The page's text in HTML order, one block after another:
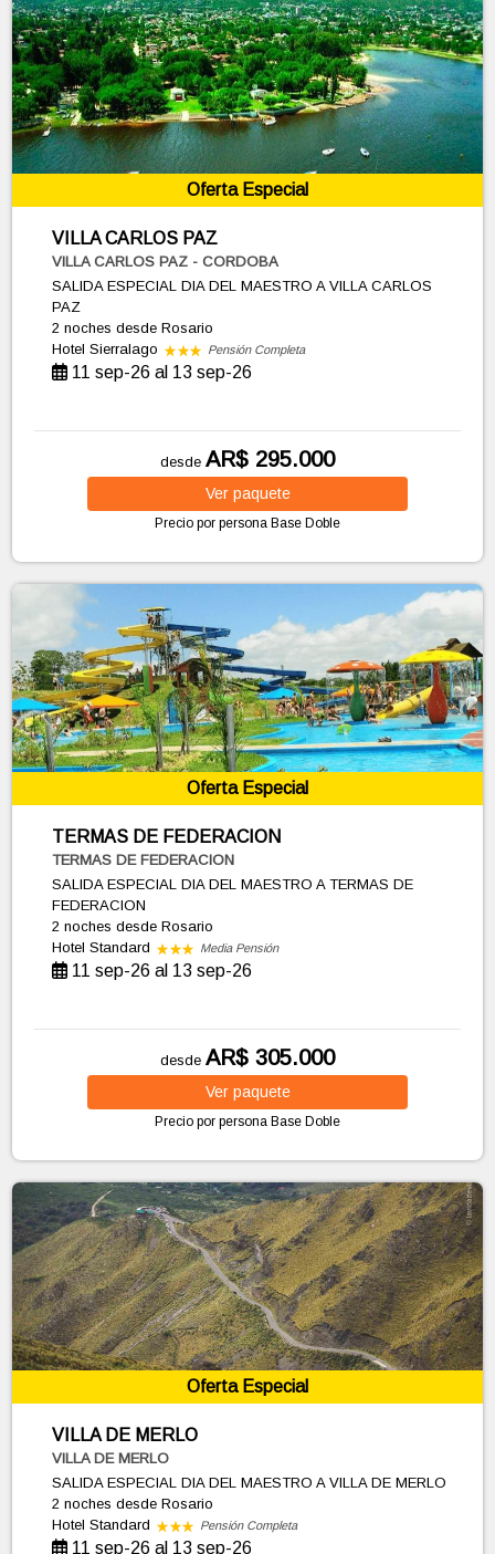
Oferta Especial
VILLA CARLOS PAZ
VILLA CARLOS PAZ - CORDOBA
SALIDA ESPECIAL DIA DEL MAESTRO A VILLA CARLOS
PAZ
2 nochesdesde Rosario
Hotel Sierralago
Pensión Completa
11 sep-26 al 13 sep-26
desde AR$ 295.000
Ver paquete
Precio por persona Base Doble
Oferta Especial
TERMAS DE FEDERACION
TERMAS DE FEDERACION
SALIDA ESPECIAL DIA DEL MAESTRO A TERMAS DE
FEDERACION
2 nochesdesde Rosario
Hotel Standard
Media Pensión
11 sep-26 al 13 sep-26
desde AR$ 305.000
Ver paquete
Precio por persona Base Doble
Oferta Especial
VILLA DE MERLO
VILLA DE MERLO
SALIDA ESPECIAL DIA DEL MAESTRO A VILLA DE MERLO
2 nochesdesde Rosario
Hotel Standard
Pensión Completa
11 sep-26 al 13 sep-26